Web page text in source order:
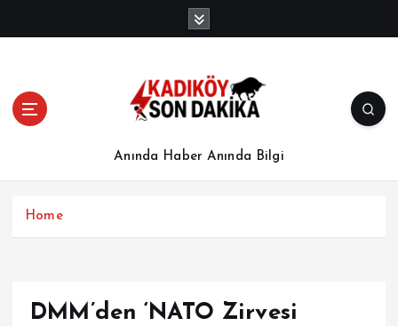
Anında Haber Anında Bilgi
Home
DMM’den ‘NATO Zirvesi